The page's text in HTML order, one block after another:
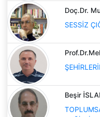
Doç.Dr.
SESSİZ
Beşir